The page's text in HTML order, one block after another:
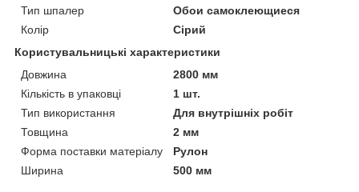
Тип шпалер
Обои самоклеющиеся
Колір
Сірий
Користувальницькі характеристики
Довжина
2800 мм
Кількість в упаковці
1 шт.
Тип використання
Для внутрішніх робіт
Товщина
2 мм
Форма поставки матеріалу
Рулон
Ширина
500 мм